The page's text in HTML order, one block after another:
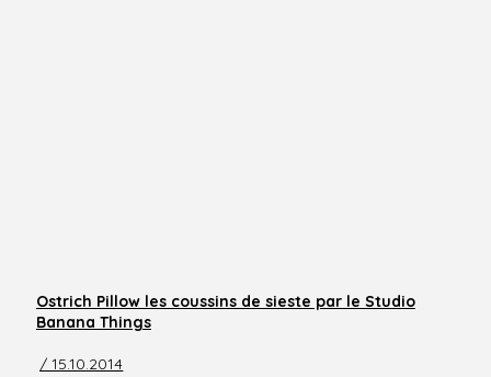
Ostrich Pillow les coussins de sieste par le Studio
Banana Things
/ 15.10.2014